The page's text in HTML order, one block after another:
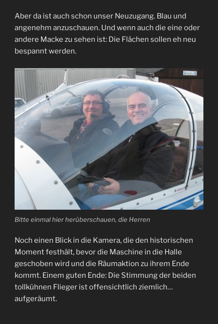
Aber da ist auch schon unser Neuzugang. Blau und
angenehm anzuschauen. Und wenn auch die eine oder
andere Macke zu sehen ist: Die Flächen sollen eh neu
bespannt werden.
Bitte einmal hier herüberschauen, die Herren
Noch einen Blick in die Kamera, die den historischen
Moment festhält, bevor die Maschine in die Halle
geschoben wird und die Räumaktion zu ihrem Ende
kommt. Einem guten Ende: Die Stimmung der beiden
tollkühnen Flieger ist offensichtlich ziemlich…
aufgeräumt.